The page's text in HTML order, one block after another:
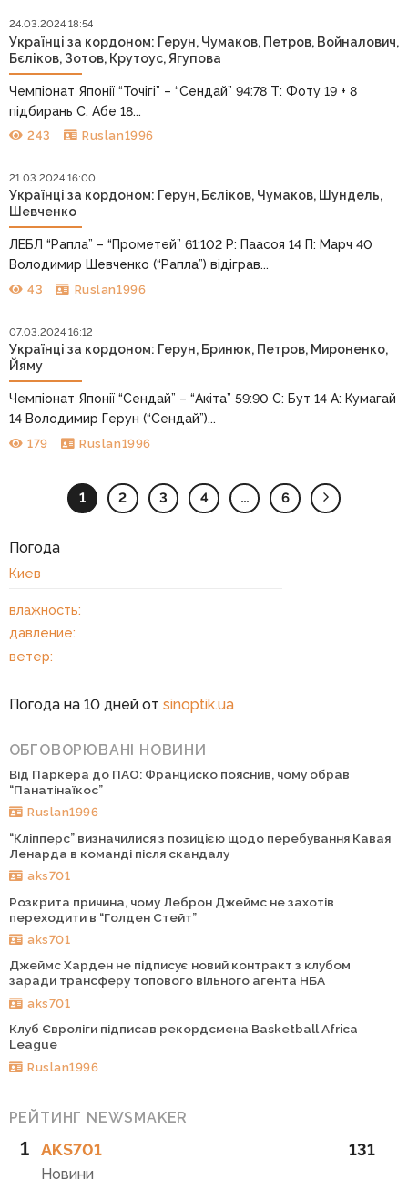
24.03.2024 18:54
Українці за кордоном: Герун, Чумаков, Петров, Войналович,
Бєліков, Зотов, Крутоус, Ягупова
Чемпіонат Японії “Точігі” – “Сендай” 94:78 Т: Фоту 19 + 8
підбирань С: Абе 18...
243 Ruslan1996
21.03.2024 16:00
Українці за кордоном: Герун, Бєліков, Чумаков, Шундель,
Шевченко
ЛЕБЛ “Рапла” – “Прометей” 61:102 Р: Паасоя 14 П: Марч 40
Володимир Шевченко (“Рапла”) відіграв...
43 Ruslan1996
07.03.2024 16:12
Українці за кордоном: Герун, Бринюк, Петров, Мироненко,
Йяму
Чемпіонат Японії “Сендай” – “Акіта” 59:90 С: Бут 14 А: Кумагай
14 Володимир Герун (“Сендай”)...
179 Ruslan1996
1 2 3 4 … 6
Погода
Киев
влажность:
давление:
ветер:
Погода на 10 дней от sinoptik.ua
ОБГОВОРЮВАНІ НОВИНИ
Від Паркера до ПАО: Франциско пояснив, чому обрав
“Панатінаїкос”
Ruslan1996
“Кліпперс” визначилися з позицією щодо перебування Кавая
Ленарда в команді після скандалу
aks701
Розкрита причина, чому Леброн Джеймс не захотів
переходити в “Голден Стейт”
aks701
Джеймс Харден не підписує новий контракт з клубом
заради трансферу топового вільного агента НБА
aks701
Клуб Євроліги підписав рекордсмена Basketball Africa
League
Ruslan1996
РЕЙТИНГ NEWSMAKER
1 AKS701
Новини
131